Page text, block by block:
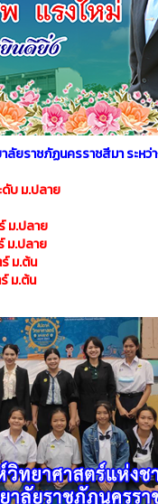
ราชภัฏนครราชสีมา ระหว่
บ ม.ปลาย
ม.ปลาย
ม.ปลาย
ม.ต้น
ม.ต้น